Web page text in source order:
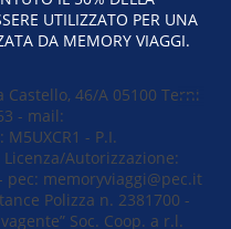
UTILIZZATO PER UNA
DA MEMORY VIAGGI.
Castello, 46/A​ 05100 Terni
- mail:
- P.I.
Licenza/Autorizzazione:
pec: memoryviaggi@pec.it
Polizza n. 2381700 -
Soc. Coop. a r.l.